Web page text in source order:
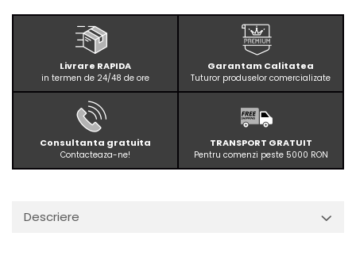
Livrare RAPIDA
in termen de 24/48 de ore
Garantam Calitatea
Tuturor produselor comercializate
Consultanta gratuita
Contacteaza-ne!
TRANSPORT GRATUIT
Pentru comenzi peste 5000 RON
Descriere